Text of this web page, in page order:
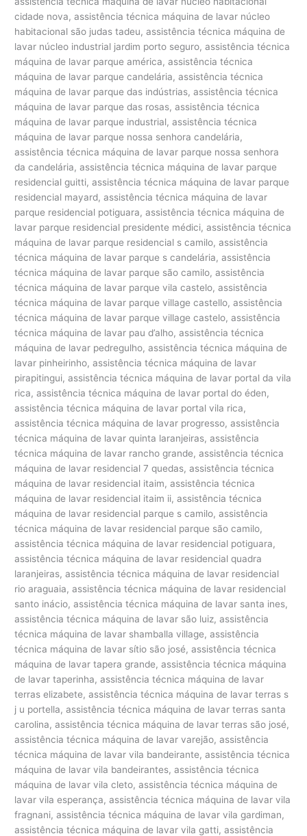
cidade nova, assistência técnica máquina de lavar núcleo
habitacional são judas tadeu, assistência técnica máquina de
lavar núcleo industrial jardim porto seguro, assistência técnica
máquina de lavar parque américa, assistência técnica
máquina de lavar parque candelária, assistência técnica
máquina de lavar parque das indústrias, assistência técnica
máquina de lavar parque das rosas, assistência técnica
máquina de lavar parque industrial, assistência técnica
máquina de lavar parque nossa senhora candelária,
assistência técnica máquina de lavar parque nossa senhora
da candelária, assistência técnica máquina de lavar parque
residencial guitti, assistência técnica máquina de lavar parque
residencial mayard, assistência técnica máquina de lavar
parque residencial potiguara, assistência técnica máquina de
lavar parque residencial presidente médici, assistência técnica
máquina de lavar parque residencial s camilo, assistência
técnica máquina de lavar parque s candelária, assistência
técnica máquina de lavar parque são camilo, assistência
técnica máquina de lavar parque vila castelo, assistência
técnica máquina de lavar parque village castello, assistência
técnica máquina de lavar parque village castelo, assistência
técnica máquina de lavar pau d’alho, assistência técnica
máquina de lavar pedregulho, assistência técnica máquina de
lavar pinheirinho, assistência técnica máquina de lavar
pirapitingui, assistência técnica máquina de lavar portal da vila
rica, assistência técnica máquina de lavar portal do éden,
assistência técnica máquina de lavar portal vila rica,
assistência técnica máquina de lavar progresso, assistência
técnica máquina de lavar quinta laranjeiras, assistência
técnica máquina de lavar rancho grande, assistência técnica
máquina de lavar residencial 7 quedas, assistência técnica
máquina de lavar residencial itaim, assistência técnica
máquina de lavar residencial itaim ii, assistência técnica
máquina de lavar residencial parque s camilo, assistência
técnica máquina de lavar residencial parque são camilo,
assistência técnica máquina de lavar residencial potiguara,
assistência técnica máquina de lavar residencial quadra
laranjeiras, assistência técnica máquina de lavar residencial
rio araguaia, assistência técnica máquina de lavar residencial
santo inácio, assistência técnica máquina de lavar santa ines,
assistência técnica máquina de lavar são luiz, assistência
técnica máquina de lavar shamballa village, assistência
técnica máquina de lavar sítio são josé, assistência técnica
máquina de lavar tapera grande, assistência técnica máquina
de lavar taperinha, assistência técnica máquina de lavar
terras elizabete, assistência técnica máquina de lavar terras s
j u portella, assistência técnica máquina de lavar terras santa
carolina, assistência técnica máquina de lavar terras são josé,
assistência técnica máquina de lavar varejão, assistência
técnica máquina de lavar vila bandeirante, assistência técnica
máquina de lavar vila bandeirantes, assistência técnica
máquina de lavar vila cleto, assistência técnica máquina de
lavar vila esperança, assistência técnica máquina de lavar vila
fragnani, assistência técnica máquina de lavar vila gardiman,
assistência técnica máquina de lavar vila gatti, assistência